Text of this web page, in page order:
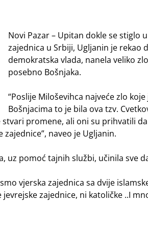
Novi Pazar – Upitan dokle se stiglo
zajednica u Srbiji, Ugljanin je rekao
demokratska vlada, nanela veliko
posebno Bošnjaka.
“Poslije Miloševihca najveće zlo
Bošnjacima to je bila ova tzv.
promene, ali oni su prihvatili
naveo je Ugljanin.
uz pomoć tajnih službi, učinila sve
vjerska zajednica sa dvije
zajednice, ni katoličke ..I